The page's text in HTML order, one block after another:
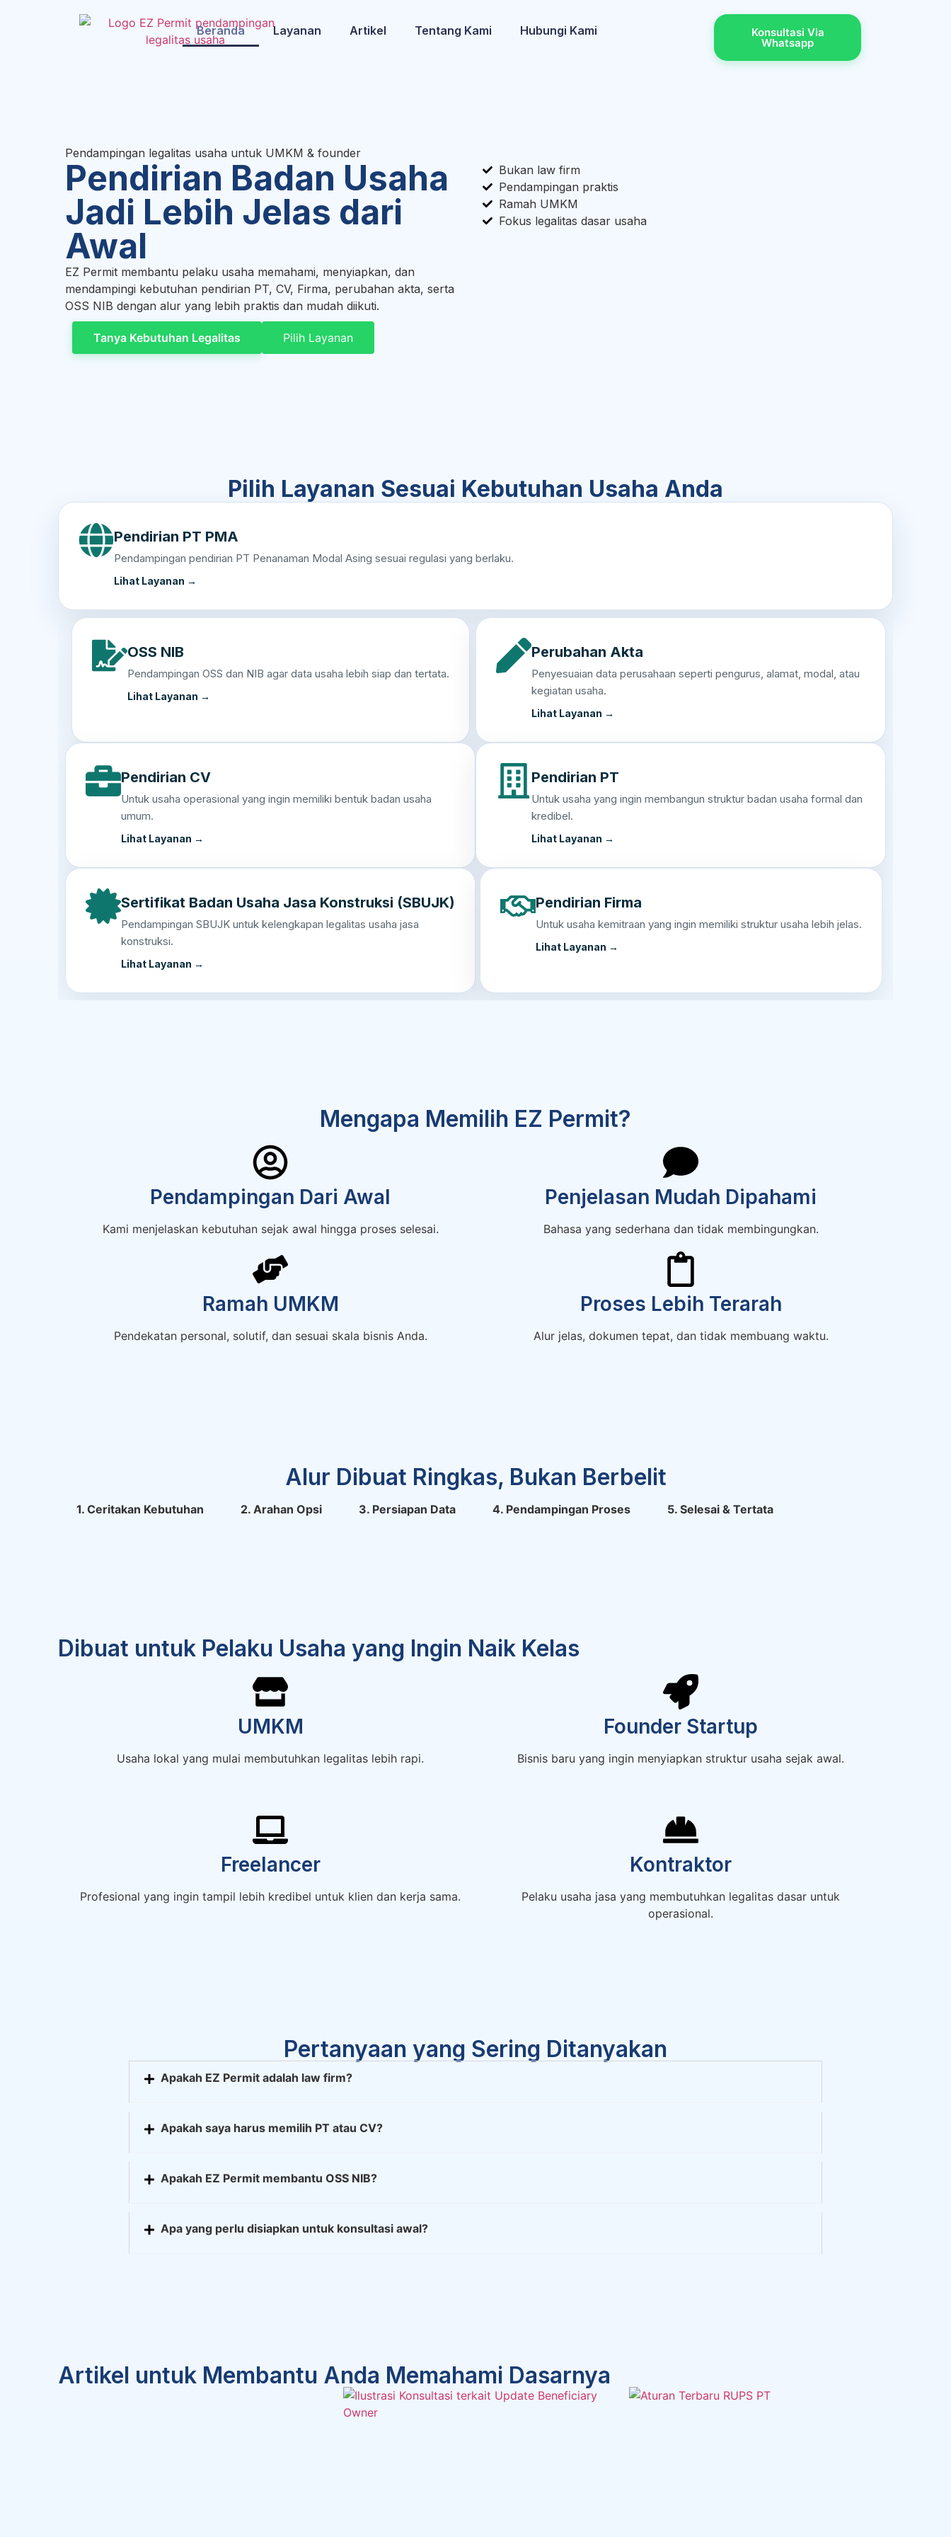
Beranda Layanan Artikel Tentang Kami Hubungi Kami Konsultasi Via
Whatsapp
Pendampingan legalitas usaha untuk UMKM & founder
Pendirian Badan Usaha
Jadi Lebih Jelas dari
Awal
EZ Permit membantu pelaku usaha memahami, menyiapkan, dan
mendampingi kebutuhan pendirian PT, CV, Firma, perubahan akta, serta
OSS NIB dengan alur yang lebih praktis dan mudah diikuti.
Tanya Kebutuhan Legalitas Pilih Layanan
Bukan law firm
Pendampingan praktis
Ramah UMKM
Fokus legalitas dasar usaha
Pilih Layanan Sesuai Kebutuhan Usaha Anda
Pendirian PT PMA
Pendampingan pendirian PT Penanaman Modal Asing sesuai regulasi yang berlaku.
Lihat Layanan →
OSS NIB
Pendampingan OSS dan NIB agar data usaha lebih siap dan tertata.
Lihat Layanan →
Perubahan Akta
Penyesuaian data perusahaan seperti pengurus, alamat, modal, atau
kegiatan usaha.
Lihat Layanan →
Pendirian CV
Untuk usaha operasional yang ingin memiliki bentuk badan usaha
umum.
Lihat Layanan →
Pendirian PT
Untuk usaha yang ingin membangun struktur badan usaha formal dan
kredibel.
Lihat Layanan →
Sertifikat Badan Usaha Jasa Konstruksi (SBUJK)
Pendampingan SBUJK untuk kelengkapan legalitas usaha jasa
konstruksi.
Lihat Layanan →
Pendirian Firma
Untuk usaha kemitraan yang ingin memiliki struktur usaha lebih jelas.
Lihat Layanan →
Mengapa Memilih EZ Permit?
Pendampingan Dari Awal
Kami menjelaskan kebutuhan sejak awal hingga proses selesai.
Penjelasan Mudah Dipahami
Bahasa yang sederhana dan tidak membingungkan.
Ramah UMKM
Pendekatan personal, solutif, dan sesuai skala bisnis Anda.
Proses Lebih Terarah
Alur jelas, dokumen tepat, dan tidak membuang waktu.
Alur Dibuat Ringkas, Bukan Berbelit
1. Ceritakan Kebutuhan 2. Arahan Opsi 3. Persiapan Data 4. Pendampingan Proses 5. Selesai & Tertata
Dibuat untuk Pelaku Usaha yang Ingin Naik Kelas
UMKM
Usaha lokal yang mulai membutuhkan legalitas lebih rapi.
Founder Startup
Bisnis baru yang ingin menyiapkan struktur usaha sejak awal.
Freelancer
Profesional yang ingin tampil lebih kredibel untuk klien dan kerja sama.
Kontraktor
Pelaku usaha jasa yang membutuhkan legalitas dasar untuk
operasional.
Pertanyaan yang Sering Ditanyakan
Apakah EZ Permit adalah law firm?
Apakah saya harus memilih PT atau CV?
Apakah EZ Permit membantu OSS NIB?
Apa yang perlu disiapkan untuk konsultasi awal?
Artikel untuk Membantu Anda Memahami Dasarnya